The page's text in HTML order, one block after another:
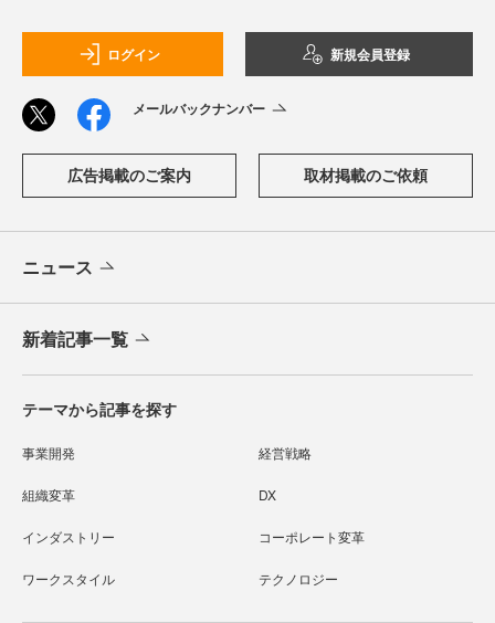
ログイン 新規会員登録
メールバックナンバー
広告掲載のご案内 取材掲載のご依頼
ニュース
新着記事一覧
テーマから記事を探す
事業開発 経営戦略
組織変革 DX
インダストリー コーポレート変革
ワークスタイル テクノロジー